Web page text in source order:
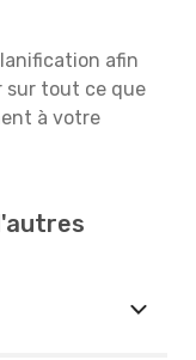
afin
sur tout ce que
à votre